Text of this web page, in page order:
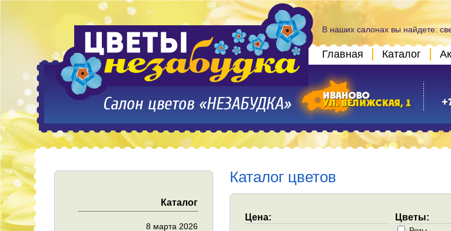
В наших салонах вы найдете:
Главная Каталог
Каталог
8 марта 2026
Каталог цветов
Цена: Цветы: